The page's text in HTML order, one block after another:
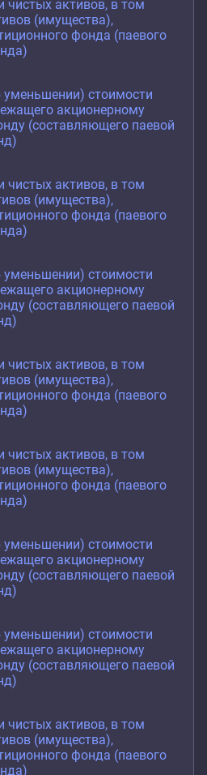
чистых активов, в том
(имущества),
фонда (паевого
уменьшении) стоимости
акционерному
(составляющего паевой
чистых активов, в том
(имущества),
фонда (паевого
уменьшении) стоимости
акционерному
(составляющего паевой
чистых активов, в том
(имущества),
фонда (паевого
чистых активов, в том
(имущества),
фонда (паевого
уменьшении) стоимости
акционерному
(составляющего паевой
уменьшении) стоимости
акционерному
(составляющего паевой
чистых активов, в том
(имущества),
фонда (паевого